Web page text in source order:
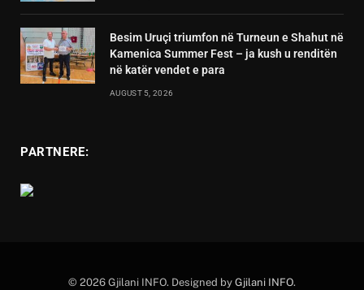
Besim Uruçi triumfon në Turneun e Shahut në
Kamenica Summer Fest – ja kush u renditën
në katër vendet e para
AUGUST 5, 2026
PARTNERE:
© 2026 Gjilani INFO. Designed by Gjilani INFO.